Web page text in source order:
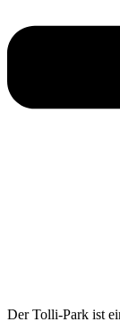
Der Tolli-Park ist